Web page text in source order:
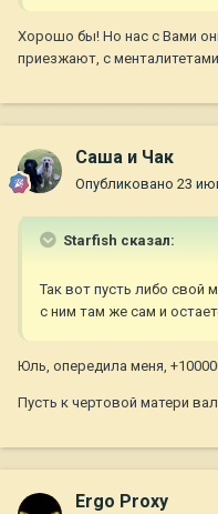
Хорошо бы! Но нас с Вами
приезжают, с
Саша и Чак
Опубликовано 23
Starfish сказал:
Так вот пусть либо свой
с ним там же сам и
Юль, опередила меня,
Пусть к чертовой матери
Ergo Proxy